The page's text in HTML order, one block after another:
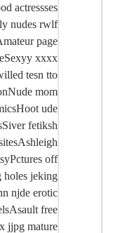
actressses
nudes rwlf
page
xxxx
tesn tto
mom
ude
fetiksh
off
holes jeking
njde erotic
free
jjpg mature